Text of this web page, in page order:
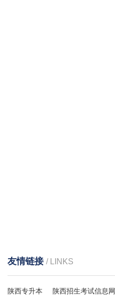
友情链接 / LINKS
陕西专升本 陕西招生考试信息网